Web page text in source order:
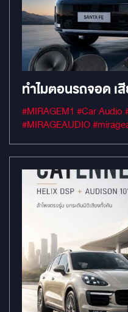
ทำไมตอนรถจอด
จริง รายละเอียดขอ
#MIRAGEM1 #Car Audio #เครื่องเสียงรถยนต์
#MIRAGEAUDIO #mirageaudioสำนักงานใหญ่